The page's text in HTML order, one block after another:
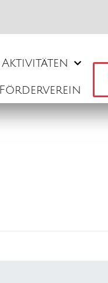
Aktivitäten
Förderverein